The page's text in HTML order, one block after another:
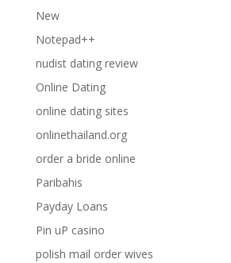
New
Notepad++
nudist dating review
Online Dating
online dating sites
onlinethailand.org
order a bride online
Paribahis
Payday Loans
Pin uP casino
polish mail order wives